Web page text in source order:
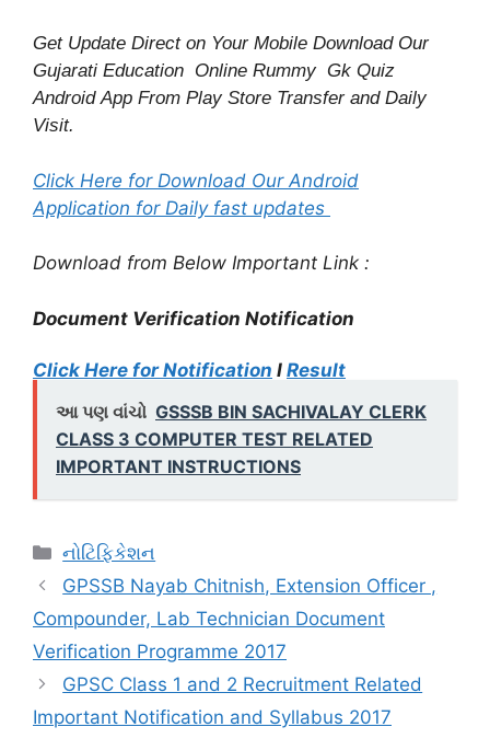
Get Update Direct on Your Mobile Download Our
Gujarati Education Online Rummy Gk Quiz
Android App From Play Store Transferand Daily
Visit.
Click Here for Download Our Android
Application for Daily fast updates
Download from Below Important Link :
Document Verification Notification
Click Here for Notification I Result
આ પણ વાંચો GSSSB BIN SACHIVALAY CLERK
CLASS 3 COMPUTER TEST RELATED
IMPORTANT INSTRUCTIONS
Categories
નોટિફિકેશન
GPSSB Nayab Chitnish, Extension Officer ,
Compounder, Lab Technician Document
Verification Programme 2017
GPSC Class 1 and 2 Recruitment Related
Important Notification and Syllabus 2017